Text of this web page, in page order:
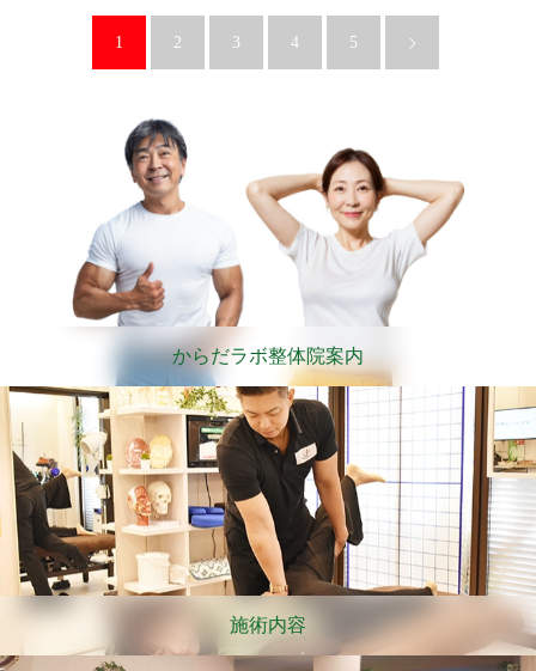
1 2 3 4 5
からだラボ整体院案内
施術内容